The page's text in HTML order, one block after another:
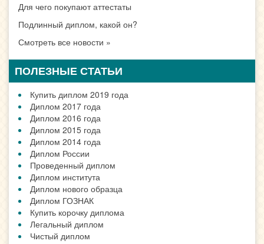
Для чего покупают аттестаты
Подлинный диплом, какой он?
Смотреть все новости »
ПОЛЕЗНЫЕ СТАТЬИ
Купить диплом 2019 года
Диплом 2017 года
Диплом 2016 года
Диплом 2015 года
Диплом 2014 года
Диплом России
Проведенный диплом
Диплом института
Диплом нового образца
Диплом ГОЗНАК
Купить корочку диплома
Легальный диплом
Чистый диплом